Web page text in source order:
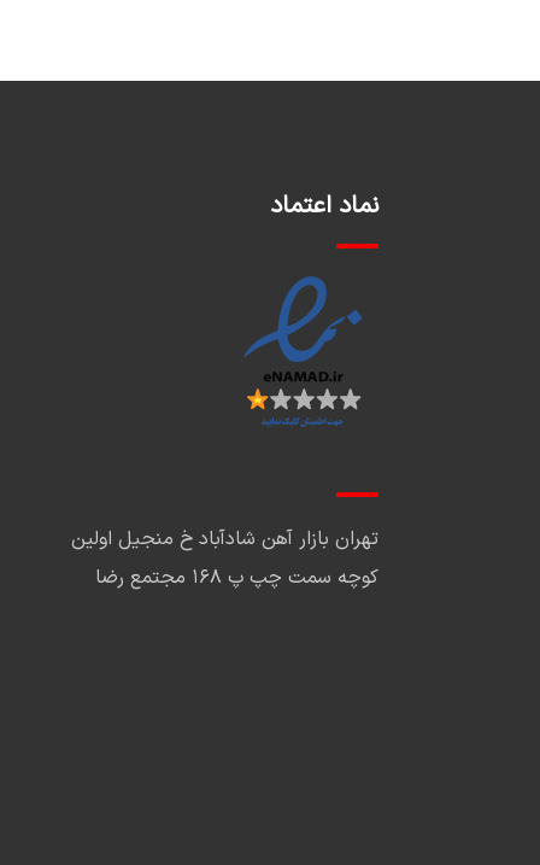
نماد اعتماد
تهران بازار آهن شادآباد خ منجیل اولین
کوچه سمت چپ پ ۱۶۸ مجتمع رضا